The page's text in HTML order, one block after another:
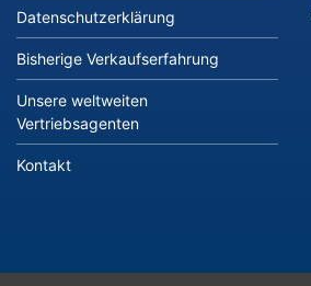
Datenschutzerklärung
Bisherige Verkaufserfahrung
Unsere weltweiten
Vertriebsagenten
Kontakt